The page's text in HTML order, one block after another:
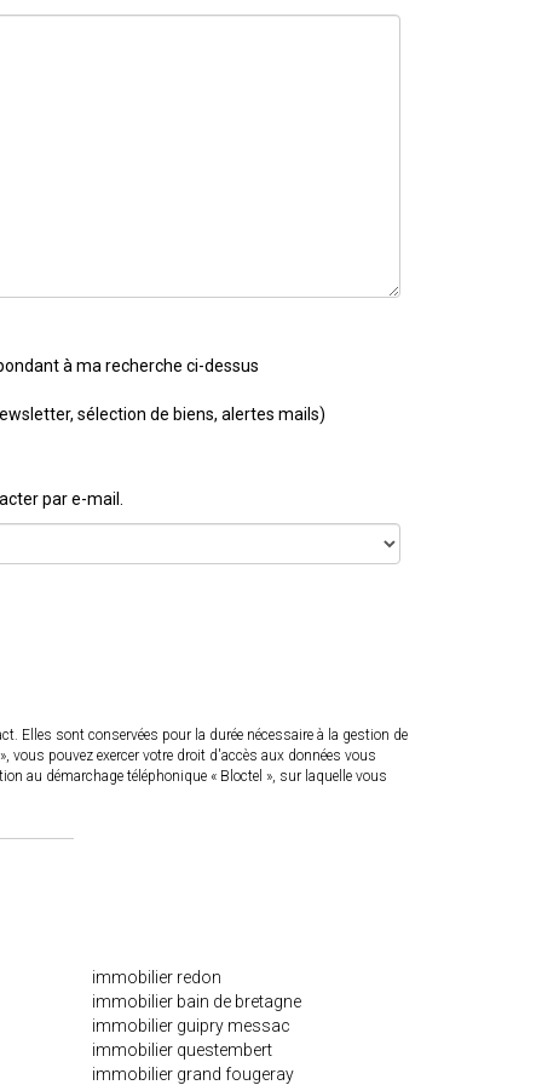
à ma recherche ci-dessus
sélection de biens, alertes mails)
par e-mail.
Elles sont conservées pour la durée nécessaire à la gestion de
pouvez exercer votre droit d'accès aux données vous
au démarchage téléphonique « Bloctel », sur laquelle vous
immobilier redon
immobilier bain de bretagne
immobilier guipry messac
immobilier questembert
immobilier grand fougeray